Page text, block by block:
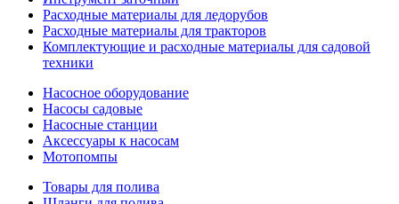
Расходные материалы для ледорубов
Расходные материалы для тракторов
Комплектующие и расходные материалы для садовой
техники
Насосное оборудование
Насосы садовые
Насосные станции
Аксессуары к насосам
Мотопомпы
Товары для полива